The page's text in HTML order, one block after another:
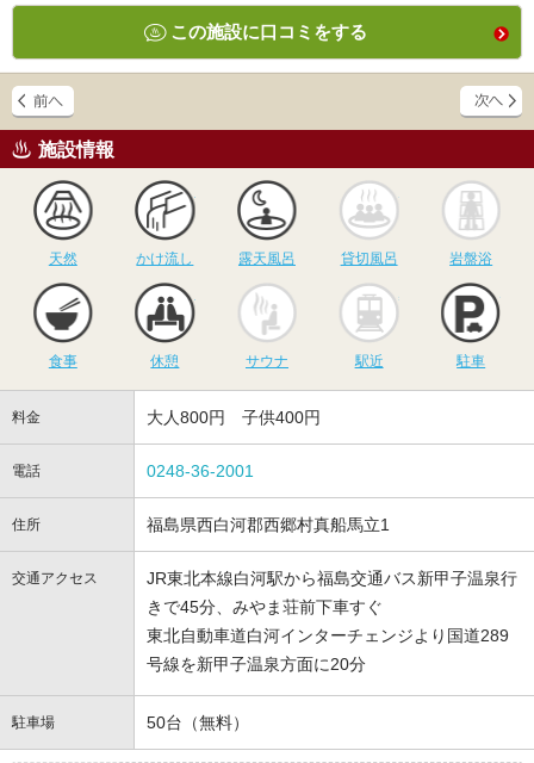
この施設に口コミをする
施設情報
天然
かけ流し
かけ流し
露天風呂
露天風呂
貸切風呂
貸切風呂 岩盤浴
食事 休憩
サウナ
サウナ 駅近 駐車
料金 大人800円 子供400円
電話 0248-36-2001
住所 福島県西白河郡西郷村真船馬立1
交通アクセス
JR東北本線白河駅から福島交通バス新甲子温泉行
きで45分、みやま荘前下車すぐ
東北自動車道白河インターチェンジより国道289
号線を新甲子温泉方面に20分
駐車場 50台（無料）